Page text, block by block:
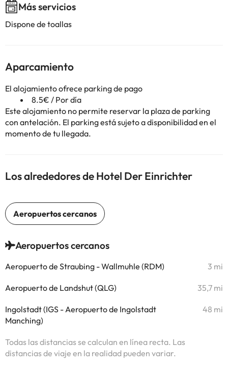
Más servicios
Dispone de toallas
Aparcamiento
El alojamiento ofrece parking de pago
8.5€ / Por día
Este alojamiento no permite reservar la plaza de parking
con antelación. El parking está sujeto a disponibilidad en el
momento de tu llegada.
Los alrededores de Hotel Der Einrichter
Aeropuertos cercanos
Aeropuerto de Straubing - Wallmuhle (RDM) 3 mi
Aeropuerto de Landshut (QLG) 35,7 mi
Ingolstadt (IGS - Aeropuerto de Ingolstadt
Manching)
48 mi
Todas las distancias se calculan en línea recta. Las
distancias de viaje en la realidad pueden variar.